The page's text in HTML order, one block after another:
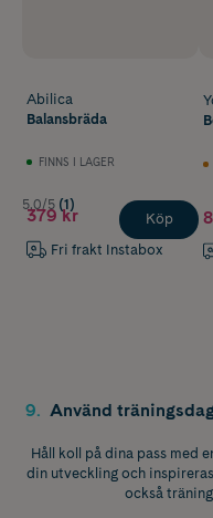
Abilica
Balansbräda
FINNS I LAGER
5.0/5 (1)
379 kr
Fri frakt Instabox
Köp
9. Använd
Håll koll på dina pass med
din utveckling och
också